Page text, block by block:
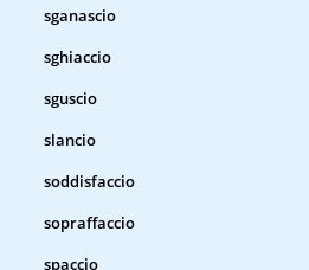
sganascio
sghiaccio
sguscio
slancio
soddisfaccio
sopraffaccio
spaccio